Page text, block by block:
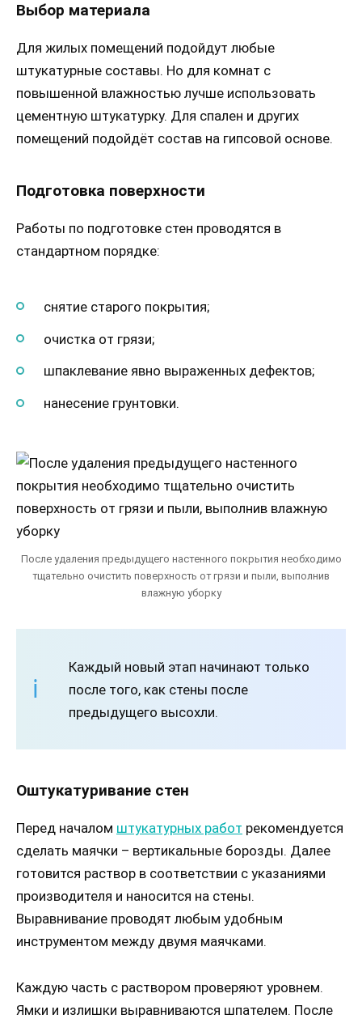
Выбор материала
Для жилых помещений подойдут любые
штукатурные составы. Но для комнат с
повышенной влажностью лучше использовать
цементную штукатурку. Для спален и других
помещений подойдёт состав на гипсовой основе.
Подготовка поверхности
Работы по подготовке стен проводятся в
стандартном порядке:
снятие старого покрытия;
очистка от грязи;
шпаклевание явно выраженных дефектов;
нанесение грунтовки.
После удаления предыдущего настенного покрытия необходимо
тщательно очистить поверхность от грязи и пыли, выполнив
влажную уборку
Каждый новый этап начинают только
после того, как стены после
предыдущего высохли.
Оштукатуривание стен
Перед началом штукатурных работ рекомендуется
сделать маячки – вертикальные борозды. Далее
готовится раствор в соответствии с указаниями
производителя и наносится на стены.
Выравнивание проводят любым удобным
инструментом между двумя маячками.
Каждую часть с раствором проверяют уровнем.
Ямки и излишки выравниваются шпателем. После